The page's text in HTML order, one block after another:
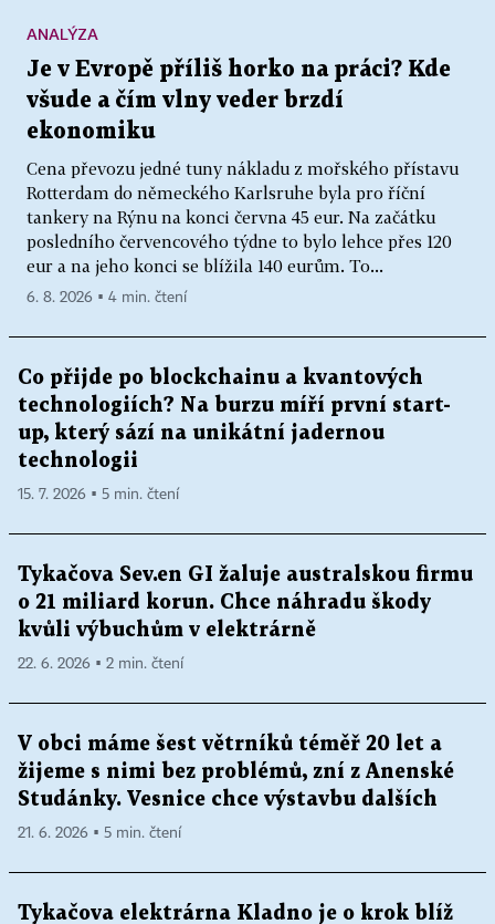
Je v Evropě příliš horko na práci? Kde
všude a čím vlny veder brzdí
ekonomiku
Cena převozu jedné tuny nákladu z mořského přístavu
Rotterdam do německého Karlsruhe byla pro říční
tankery na Rýnu na konci června 45 eur. Na začátku
posledního červencového týdne to bylo lehce přes 120
eur a na jeho konci se blížila 140 eurům. To...
ANALÝZA
6. 8. 2026 ▪ 4 min. čtení
Co přijde po blockchainu a kvantových
technologiích? Na burzu míří první start-
up, který sází na unikátní jadernou
technologii
15. 7. 2026 ▪ 5 min. čtení
Tykačova Sev.en GI žaluje australskou firmu
o 21 miliard korun. Chce náhradu škody
kvůli výbuchům v elektrárně
22. 6. 2026 ▪ 2 min. čtení
V obci máme šest větrníků téměř 20 let a
žijeme s nimi bez problémů, zní z Anenské
Studánky. Vesnice chce výstavbu dalších
21. 6. 2026 ▪ 5 min. čtení
Tykačova elektrárna Kladno je o krok blíž